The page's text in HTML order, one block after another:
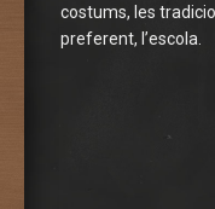
costums, les
preferent, l’escola.